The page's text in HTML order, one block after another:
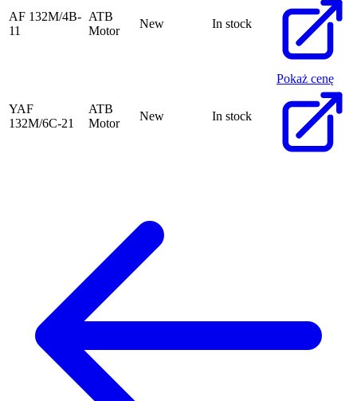
AF 132M/4B-
11
ATB
Motor
New In stock
YAF
132M/6C-21
ATB
Motor
New In stock
Pokaż cenę